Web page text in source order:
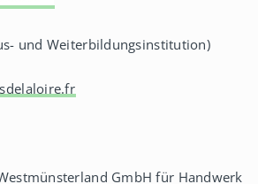
und Weiterbildungsinstitution)
GmbH für Handwerk